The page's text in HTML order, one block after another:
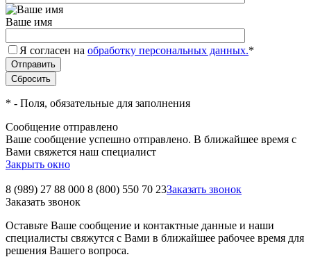
Ваше имя
Я согласен на обработку персональных данных.*
* - Поля, обязательные для заполнения
Сообщение отправлено
Ваше сообщение успешно отправлено. В ближайшее время с
Вами свяжется наш специалист
Закрыть окно
8 (989) 27 88 000 8 (800) 550 70 23Заказать звонок
Заказать звонок
Оставьте Ваше сообщение и контактные данные и наши
специалисты свяжутся с Вами в ближайшее рабочее время для
решения Вашего вопроса.